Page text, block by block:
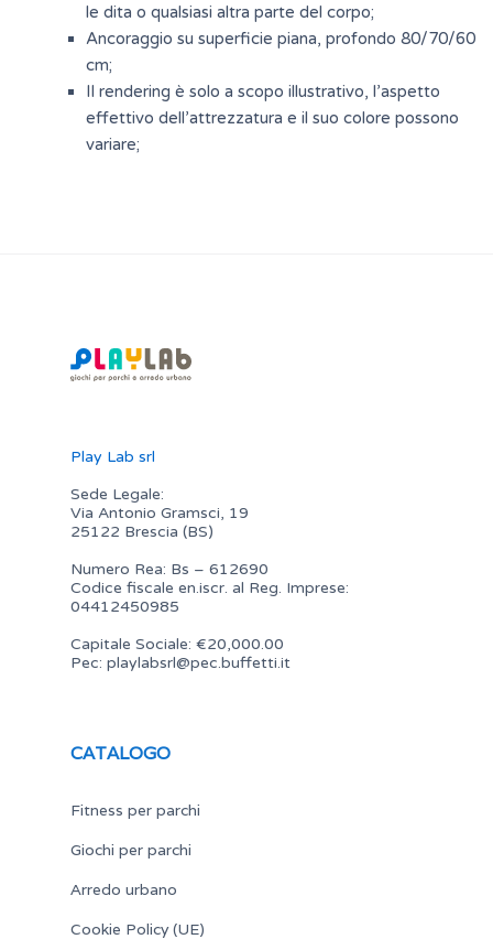
le dita o qualsiasi altra parte del corpo;
Ancoraggio su superficie piana, profondo 80/70/60
cm;
Il rendering è solo a scopo illustrativo, l’aspetto
effettivo dell’attrezzatura e il suo colore possono
variare;
Play Lab srl
Sede Legale:
Via Antonio Gramsci, 19
25122 Brescia (BS)
Numero Rea: Bs – 612690
Codice fiscale en.iscr. al Reg. Imprese:
04412450985
Capitale Sociale: €20,000.00
Pec: playlabsrl@pec.buffetti.it
CATALOGO
Fitness per parchi
Giochi per parchi
Arredo urbano
Cookie Policy (UE)